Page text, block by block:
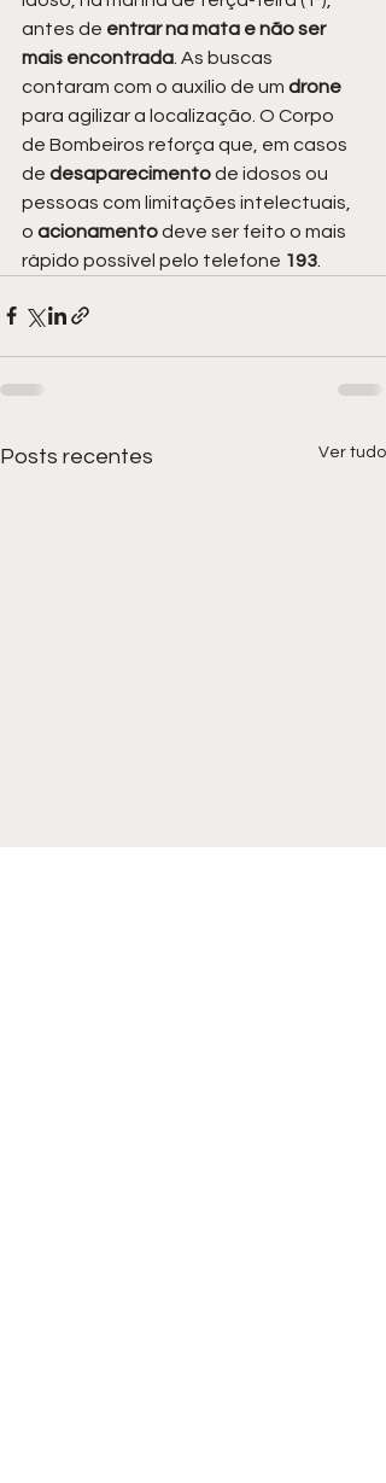
antes de entrar na mata e não ser
mais encontrada . As buscas
contaram com o auxílio de um drone
para agilizar a localização. O Corpo
de Bombeiros reforça que, em casos
de desaparecimento de idosos ou
pessoas com limitações intelectuais,
o acionamento deve ser feito o mais
rápido possível pelo telefone 193
Posts recentes Ver tudo